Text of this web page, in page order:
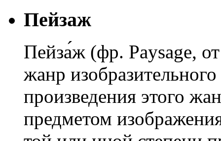
Пейзаж
Пейза́ж (фр. Paysage,
жанр
произведения этого
предметом